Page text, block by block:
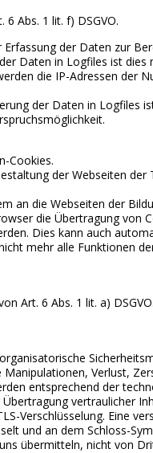
Abs. 1 lit. f) DSGVO.
Erfassung der Daten zur
Daten in Logfiles ist
die IP-Adressen der
der Daten in Logfiles
Cookies.
der Webseiten der
an die Webseiten der
die Übertragung von
Dies kann auch
mehr alle Funktionen
Art. 6 Abs. 1 lit. a)
Verlust,
entsprechend der
vertraulicher
Verschlüsselung. Eine
und an dem Schloss-
übermitteln, nicht von